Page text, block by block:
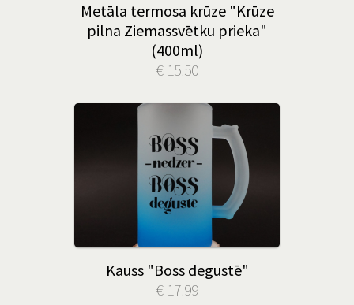
Metāla termosa krūze "Krūze
pilna Ziemassvētku prieka"
(400ml)
€ 15.50
Kauss "Boss degustē"
€ 17.99